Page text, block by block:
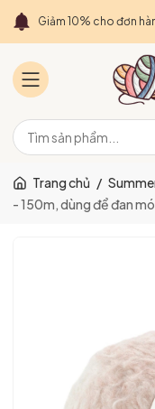
Giảm 10% cho đơn
Trang chủ /
- 150m, dùng để đan